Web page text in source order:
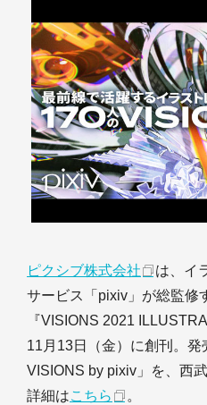
ピクシブ株式会社
は、イ
サービス「pixiv」が総監修
『VISIONS 2021
11月13日（金）に創刊。
VISIONS by pixiv」を、西
詳細はこちら 。